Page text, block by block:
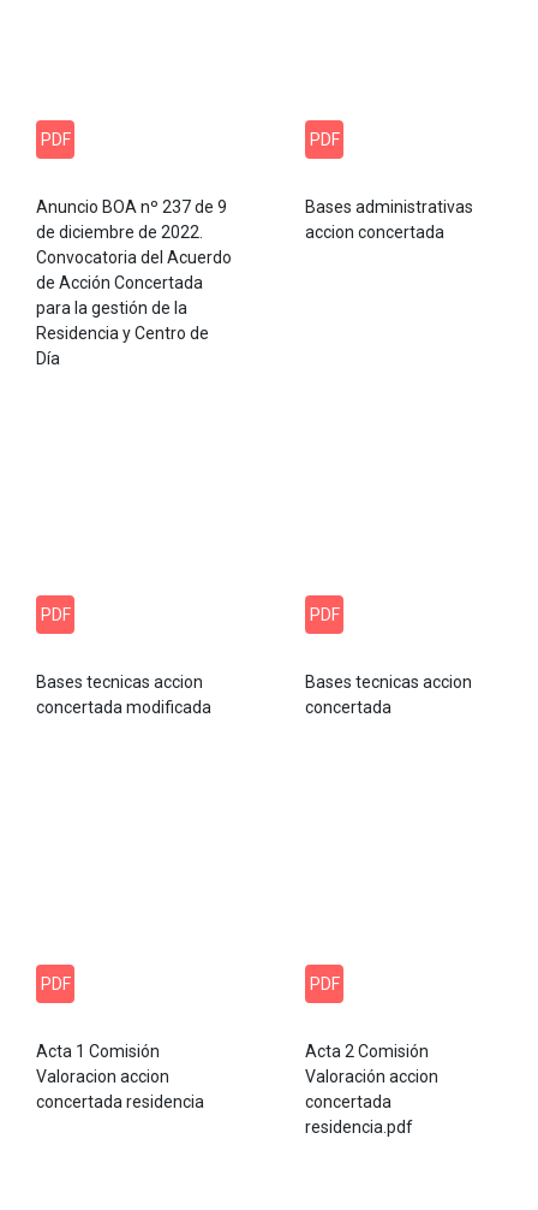
PDF
Anuncio BOA nº 237 de 9
de diciembre de 2022.
Convocatoria del Acuerdo
de Acción Concertada
para la gestión de la
Residencia y Centro de
Día
PDF
Bases administrativas
accion concertada
PDF
Bases tecnicas accion
concertada modificada
PDF
Bases tecnicas accion
concertada
PDF
Acta 1 Comisión
Valoracion accion
concertada residencia
PDF
Acta 2 Comisión
Valoración accion
concertada
residencia.pdf